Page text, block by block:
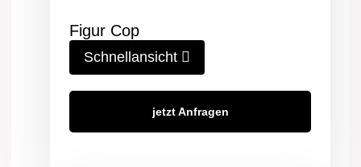
Figur Cop
Schnellansicht
jetzt Anfragen